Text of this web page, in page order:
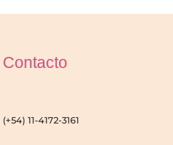
Contacto
(+54) 11-4172-3161